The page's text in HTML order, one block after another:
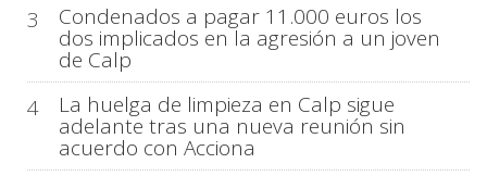
3
Condenados a pagar 11.000 euros los
dos implicados en la agresión a un joven
de Calp
4
La huelga de limpieza en Calp sigue
adelante tras una nueva reunión sin
acuerdo con Acciona